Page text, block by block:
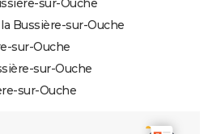
sur-Ouche
Bussière-sur-Ouche
sur-Ouche
sur-Ouche
sur-Ouche